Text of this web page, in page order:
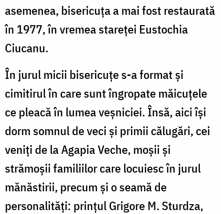
asemenea, bisericuţa a mai fost restaurată
în 1977, în vremea stareţei Eustochia
Ciucanu.
În jurul micii bisericuţe s-a format şi
cimitirul în care sunt îngropate măicuţele
ce pleacă în lumea veşniciei. Însă, aici îşi
dorm somnul de veci şi primii călugări, cei
veniţi de la Agapia Veche, moşii şi
strămoşii familiilor care locuiesc în jurul
mănăstirii, precum şi o seamă de
personalităţi: prinţul Grigore M. Sturdza,